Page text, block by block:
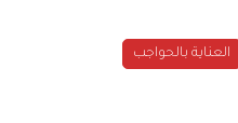
العناية بالحواجب